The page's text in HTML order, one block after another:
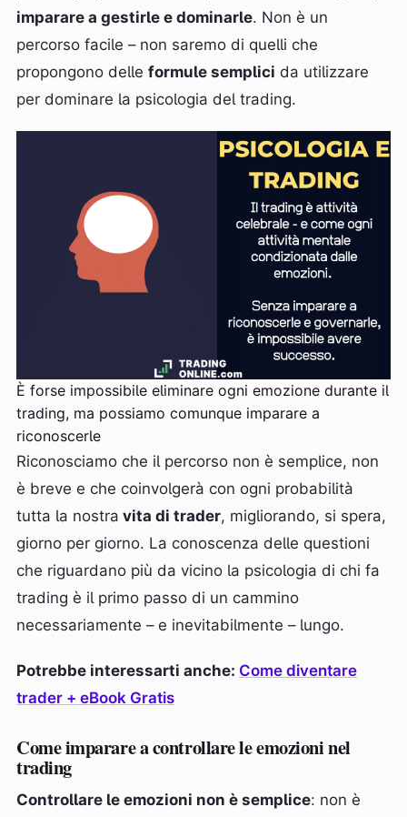
imparare a gestirle e dominarle. Non è un
percorso facile – non saremo di quelli che
propongono delle formule semplici da utilizzare
per dominare la psicologia del trading.
È forse impossibile eliminare ogni emozione durante il
trading, ma possiamo comunque imparare a
riconoscerle
Riconosciamo che il percorso non è semplice, non
è breve e che coinvolgerà con ogni probabilità
tutta la nostra vita di trader, migliorando, si spera,
giorno per giorno. La conoscenza delle questioni
che riguardano più da vicino la psicologia di chi fa
trading è il primo passo di un cammino
necessariamente – e inevitabilmente – lungo.
Potrebbe interessarti anche: Come diventare
trader + eBook Gratis
Come imparare a controllare le emozioni nel
trading
Controllare le emozioni non è semplice: non è